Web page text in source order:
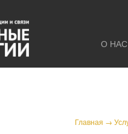
О НАС
Главная →